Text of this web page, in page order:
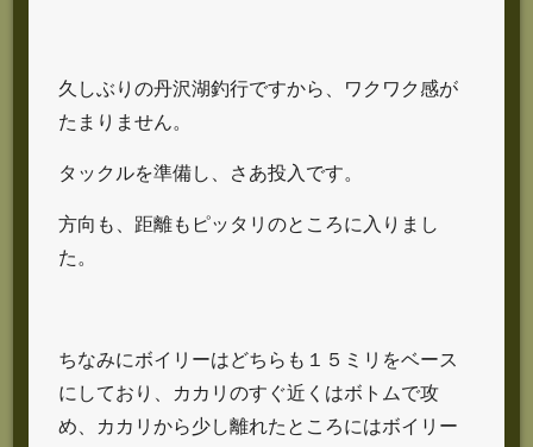
久しぶりの丹沢湖釣行ですから、ワクワク感が
たまりません。
タックルを準備し、さあ投入です。
方向も、距離もピッタリのところに入りまし
た。
ちなみにボイリーはどちらも１５ミリをベース
にしており、カカリのすぐ近くはボトムで攻
め、カカリから少し離れたところにはボイリー